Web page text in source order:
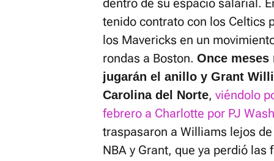
dentro de su espacio salarial.
tenido contrato con los Celtics
los Mavericks en un
rondas a Boston. Once
jugarán el anillo y Grant
Carolina del Norte, viéndolo
febrero a Charlotte por PJ
traspasaron a Williams lejos
NBA y Grant, que ya perdió